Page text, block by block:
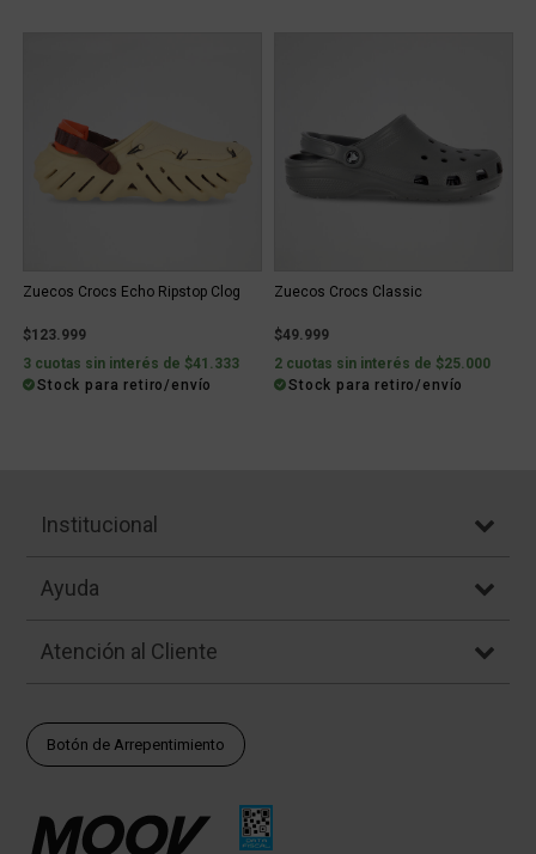
Zuecos Crocs Echo Ripstop Clog
$123.999
3 cuotas sin interés de $41.333
Stock para retiro/envío
Zuecos Crocs Classic
$49.999
2 cuotas sin interés de $25.000
Stock para retiro/envío
Institucional
Ayuda
Atención al Cliente
Botón de Arrepentimiento